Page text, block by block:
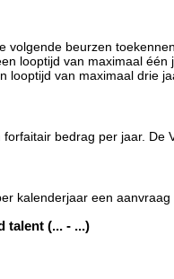
volgende beurzen
looptijd van maximaal één
looptijd van maximaal drie
bedrag per jaar.
kalenderjaar een
talent (... - ...)